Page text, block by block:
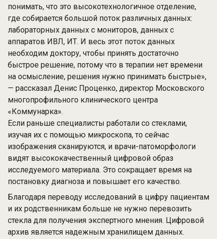
понимать, что это высокотехнологичное отделение,
где собирается большой поток различных данных:
лабораторных данных с мониторов, данных с
аппаратов ИВЛ, ИТ. И весь этот поток данных
необходим доктору, чтобы принять достаточно
быстрое решение, потому что в терапии нет времени
на осмысление, решения нужно принимать быстрые»,
— рассказал Денис Проценко, директор Московского
многопрофильного клинического центра
«Коммунарка».
Если раньше специалисты работали со стеклами,
изучая их с помощью микроскопа, то сейчас
изображения сканируются, и врачи-патоморфологи
видят высококачественный цифровой образ
исследуемого материала. Это сокращает время на
постановку диагноза и повышает его качество.
Благодаря переводу исследований в цифру пациентам
и их родственникам больше не нужно перевозить
стекла для получения экспертного мнения. Цифровой
архив является надежным хранилищем данных.